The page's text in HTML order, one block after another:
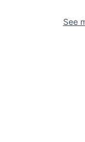
See